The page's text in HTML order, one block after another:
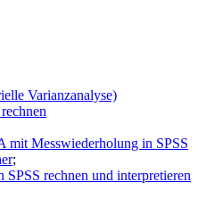
Varianzanalyse)
Messwiederholung in SPSS
;
rechnen und interpretieren